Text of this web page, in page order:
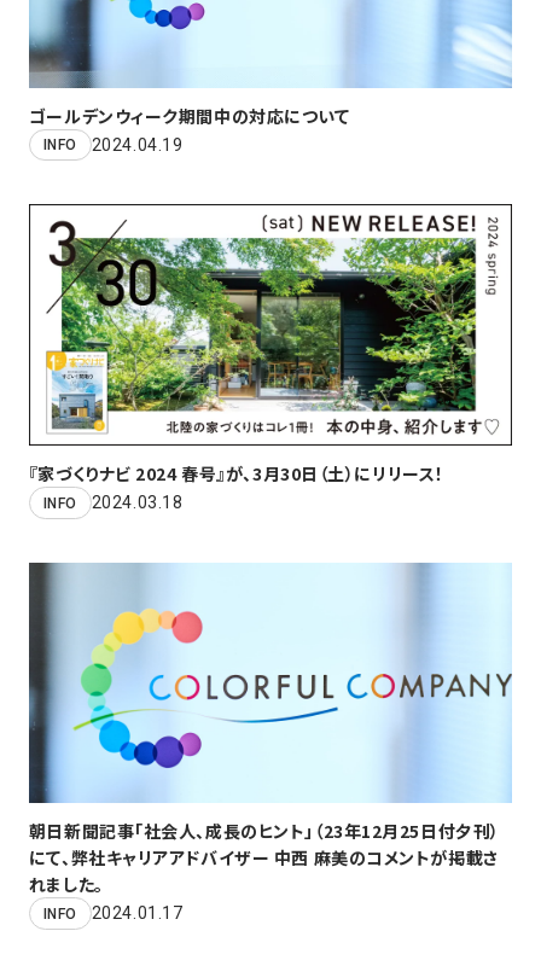
ゴールデンウィーク期間中の対応について
INFO 2024.04.19
『家づくりナビ 2024 春号』が、3月30日（土）にリリース！
INFO 2024.03.18
朝日新聞記事「社会人、成長のヒント」（23年12月25日付夕刊）
にて、弊社キャリアアドバイザー 中西 麻美のコメントが掲載さ
れました。
INFO 2024.01.17